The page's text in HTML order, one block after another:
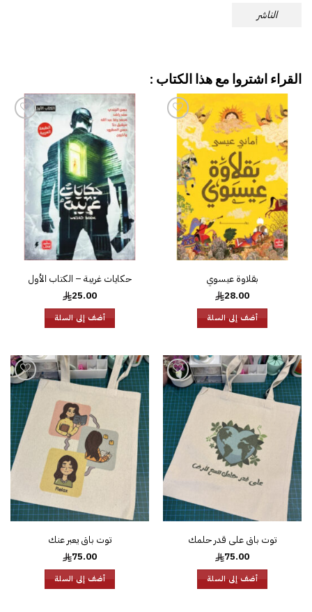
الناشر
القراء اشتروا مع هذا الكتاب :
إضافة
إلى
قائمة
الرغبات
بقلاوة عيسوي
28.00
أضف إلى السلة
إضافة
قائمة
الرغبات
حكايات غريبة – الكتاب الأول
25.00
أضف إلى السلة
إضافة
إلى
قائمة
الرغبات
توت باق على قدر حلمك
75.00
أضف إلى السلة
إضافة
إلى
قائمة
الرغبات
توت باق يعبر عنك
75.00
أضف إلى السلة